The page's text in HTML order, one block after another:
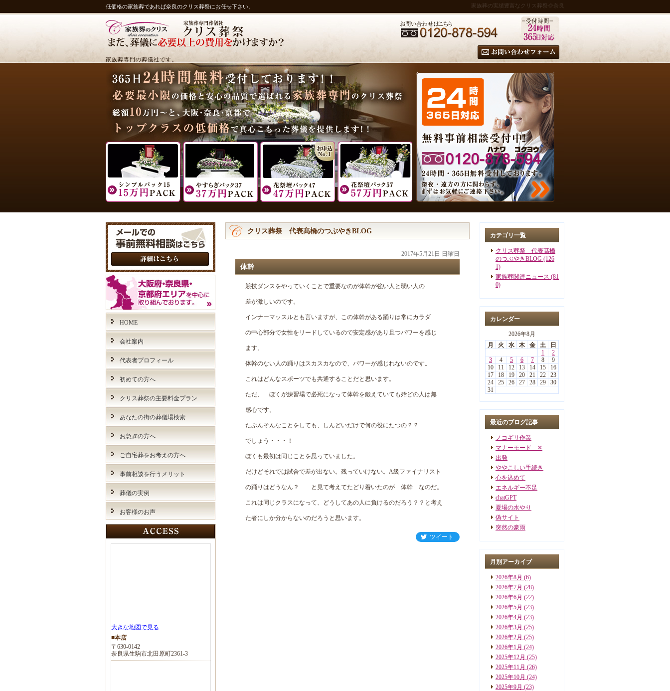
低価格の家族葬であれば奈良のクリス葬祭にお任せ下さい。 家族葬の実績豊富なクリス葬祭＠奈良
家族葬専門の葬儀社です。
クリス葬祭 代表髙橋のつぶやきBLOG
2017年5月21日 日曜日
体幹
競技ダンスをやっていくことで重要なのが体幹が強い人と弱い人の
差が激しいのです。
インナーマッスルとも言いますが、この体幹がある踊りは常にカラダ
の中心部分で女性をリードしているので安定感があり且つパワーを感じ
ます。
体幹のない人の踊りはスカスカなので、パワーが感じれないのです。
これはどんなスポーツでも共通することだと思います。
ただ、 ぼくが練習場で必死になって体幹を鍛えていても殆どの人は無
感心です。
たぶんそんなことをしても、しんどいだけで何の役にたつの？？
でしょう・・・！
ぼくも最初は同じことを思っていました。
だけどそれでは試合で差が出ない。残っていけない。A級ファイナリスト
の踊りはどうなん？ と見て考えてたどり着いたのが 体幹 なのだ。
これは同じクラスになって、どうしてあの人に負けるのだろう？？と考え
た者にしか分からないのだろうと思います。
ツイート
カテゴリ一覧
クリス葬祭 代表髙橋
のつぶやきBLOG (126
1)
家族葬関連ニュース (81
0)
カレンダー
2026年8月
月
火 水 木 金 土
日
1
2
3
4 5 6 7 8
9
10
11 12 13 14 15
16
17
18 19 20 21 22
23
24
25 26 27 28 29
30
31
最近のブログ記事
ノコギリ作業
マナーモード ✕
出発
ややこしい手続き
心を込めて
エネルギー不足
chatGPT
夏場の水やり
偽サイト
突然の豪雨
月別アーカイブ
2026年8月 (6)
2026年7月 (28)
2026年6月 (22)
2026年5月 (23)
2026年4月 (23)
2026年3月 (25)
2026年2月 (25)
2026年1月 (24)
2025年12月 (25)
2025年11月 (26)
2025年10月 (24)
2025年9月 (23)
HOME
会社案内
代表者プロフィール
初めての方へ
クリス葬祭の主要料金プラン
あなたの街の葬儀場検索
お急ぎの方へ
ご自宅葬をお考えの方へ
事前相談を行うメリット
葬儀の実例
お客様のお声
大きな地図で見る
■本店
〒630-0142
奈良県生駒市北田原町2361-3